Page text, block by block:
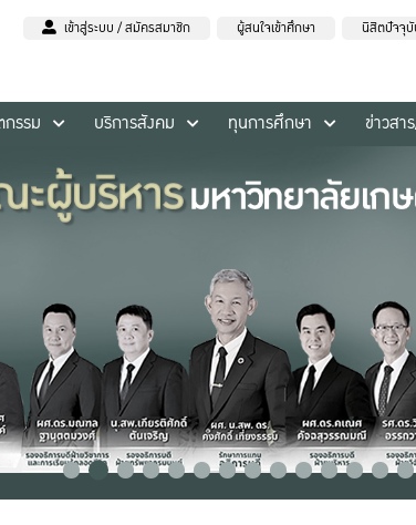
เข้าสู่ระบบ / สมัครสมาชิก ผู้สนใจเข้าศึกษา นิสิตปัจจุ
รรม บริการสังคม ทุนการศึกษา ข่าวสา